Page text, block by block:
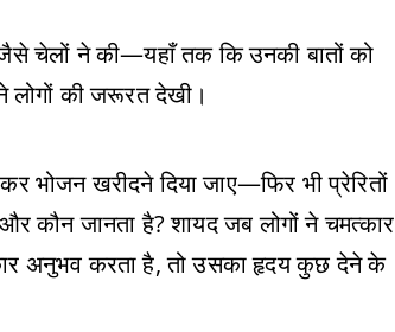
चेलों ने की—यहाँ तक कि उनकी बातों को
लोगों की जरूरत देखी।
भोजन खरीदने दिया जाए—फिर भी प्रेरितों
कौन जानता है? शायद जब लोगों ने चमत्कार
अनुभव करता है, तो उसका हृदय कुछ देने के